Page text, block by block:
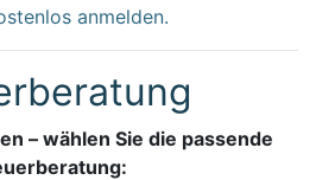
anmelden.
– wählen Sie die passende